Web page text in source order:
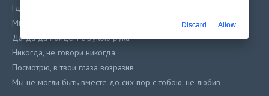
Где же ты не говори я найду, глаза завязав
Мне не сложно ведь ты самый лучший кайф
Да-да да пойдем с рукою рука
Никогда, не говори никогда
Посмотрю, в твои глаза возразив
Мы не могли быть вместе до сих пор с тобою, не любив
Discard Allow